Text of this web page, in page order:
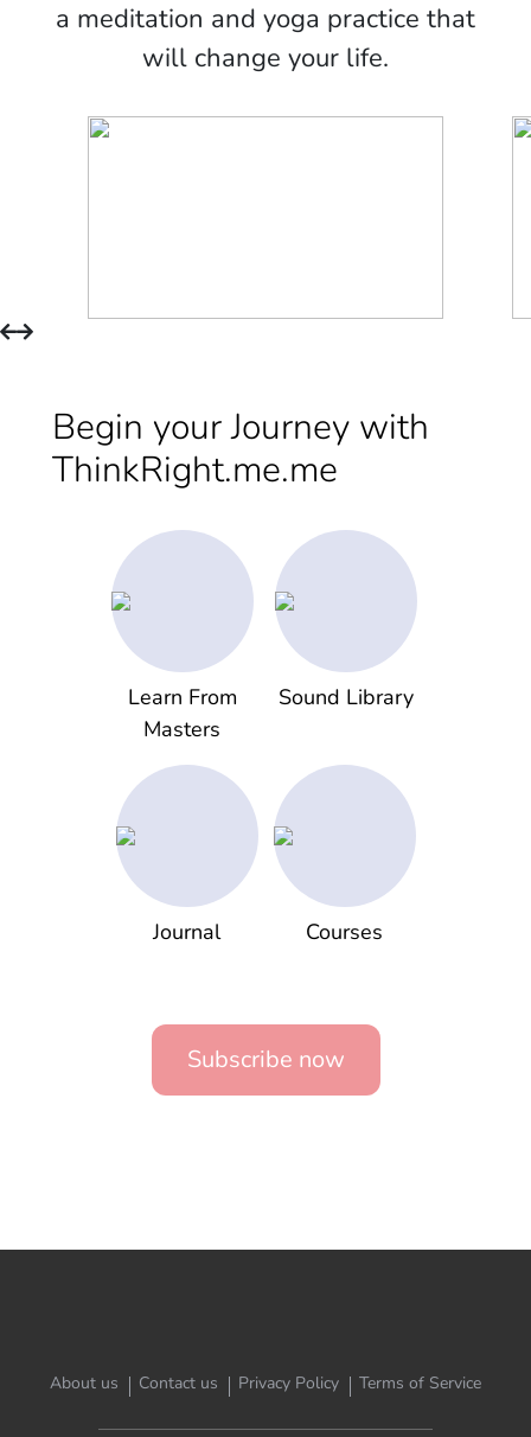
a meditation and yoga practice that
will change your life.
Begin your Journey with
ThinkRight.me.me
Learn From
Masters
Sound Library
Journal Courses
Subscribe now
About us Contact us Privacy Policy Terms of Service